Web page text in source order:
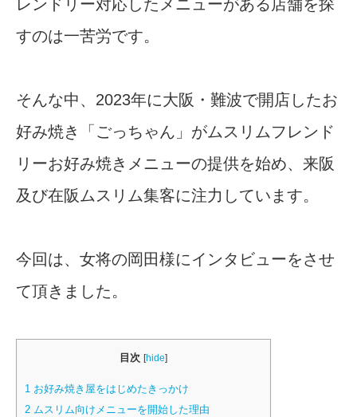
レンドリー対応したメニューがある店舗を探
すのは一苦労です。
そんな中、2023年に大阪・難波で開店したお
好み焼き「ごっちゃん」がムスリムフレンド
リーお好み焼きメニューの提供を始め、来阪
及び在阪ムスリム集客に注力しています。
今回は、女将の岡田様にインタビューをさせ
て頂きました。
目次 [hide]
1 お好み焼き屋をはじめたきっかけ
2 ムスリム向けメニューを開始した理由